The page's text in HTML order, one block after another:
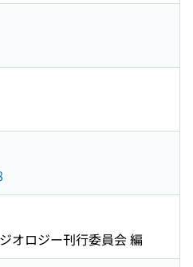
オロジー刊行委員会 編